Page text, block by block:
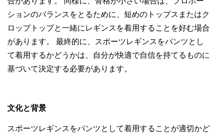
ションのバランスをとるために、短めのトップスまたはク
ロップトップと一緒にレギンスを着用することを好む場合
があります。 最終的に、スポーツレギンスをパンツとし
て着用するかどうかは、自分が快適で自信を持てるものに
基づいて決定する必要があります。
文化と背景
スポーツレギンスをパンツとして着用することが適切かど